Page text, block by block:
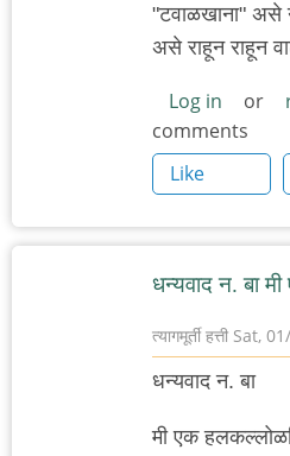
"टवाळखाना" असे
असे राहून राहून
Log in or
comments
Like
धन्यवाद न. बा
त्यागमूर्ती हत्ती Sat,
धन्यवाद न. बा
मी एक